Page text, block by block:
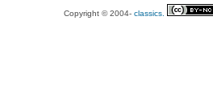
Copyright © 2004- classics.